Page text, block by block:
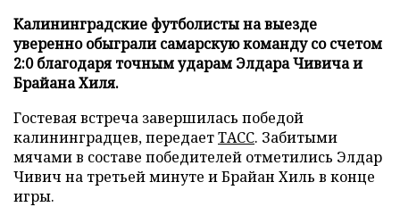
Калининградские футболисты на выезде
уверенно обыграли самарскую команду со счетом
2:0 благодаря точным ударам Элдара Чивича и
Брайана Хиля.
Гостевая встреча завершилась победой
калининградцев, передаетТАСС. Забитыми
мячами в составе победителей отметились Элдар
Чивич на третьей минуте и Брайан Хиль в конце
игры.